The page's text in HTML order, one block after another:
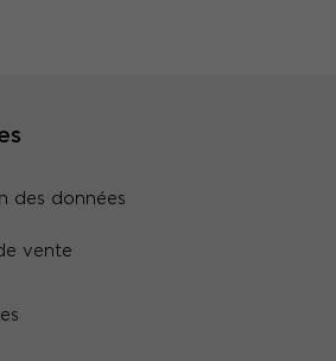
des données
vente